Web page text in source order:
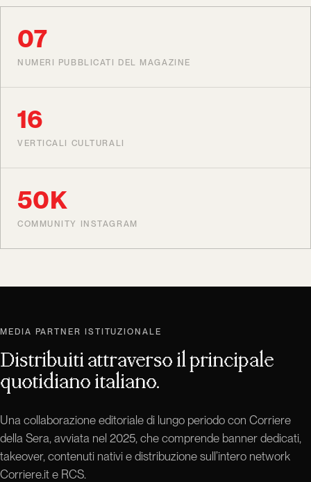
07
NUMERI PUBBLICATI DEL MAGAZINE
16
VERTICALI CULTURALI
50K
COMMUNITY INSTAGRAM
MEDIA PARTNER ISTITUZIONALE
Distribuiti attraverso il principale
quotidiano italiano.
Una collaborazione editoriale di lungo periodo con Corriere
della Sera, avviata nel 2025, che comprende banner dedicati,
takeover, contenuti nativi e distribuzione sull’intero network
Corriere.it e RCS.